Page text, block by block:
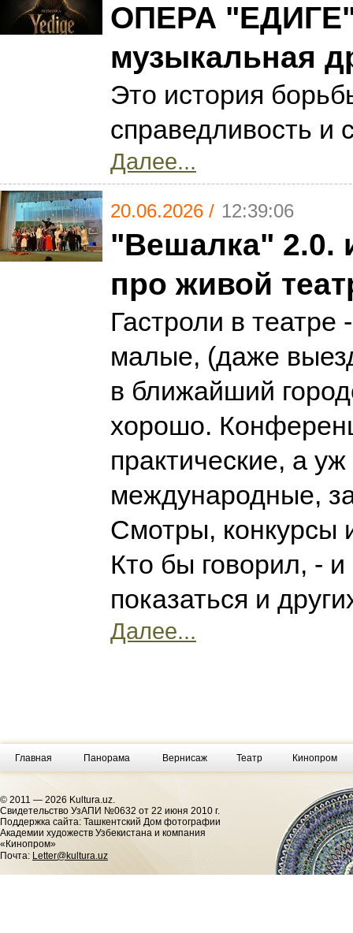
ОПЕРА
музыкальная
Это история
справедливость и
Далее...
20.06.2026 / 12:39:06
"Вешалка" 2.0.
про живой
Гастроли в театре
малые, (даже
в ближайший
хорошо.
практические, а
международные,
Смотры, конкурсы
Кто бы говорил, -
показаться и
Далее...
Главная Панорама Вернисаж Театр Кинопром
© 2011 — 2026 Kultura.uz.
Cвидетельство УзАПИ №0632 от 22 июня 2010 г.
Поддержка сайта: Ташкентский Дом фотографии
Академии художеств Узбекистана и компания
«Кинопром»
Почта: Letter@kultura.uz